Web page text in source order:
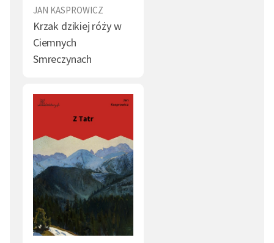
JAN KASPROWICZ
Krzak dzikiej róży w
Ciemnych
Smreczynach